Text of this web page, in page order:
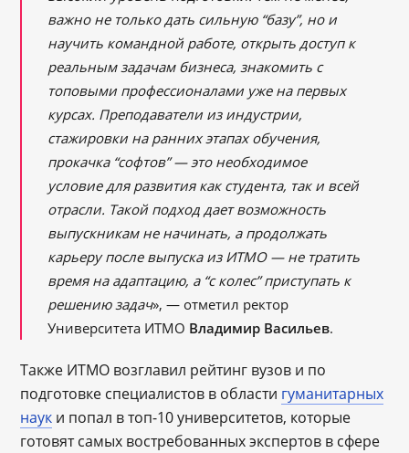
важно не только дать сильную “базу”, но и
научить командной работе, открыть доступ к
реальным задачам бизнеса, знакомить с
топовыми профессионалами уже на первых
курсах. Преподаватели из индустрии,
стажировки на ранних этапах обучения,
прокачка “софтов” — это необходимое
условие для развития как студента, так и всей
отрасли. Такой подход дает возможность
выпускникам не начинать, а продолжать
карьеру после выпуска из ИТМО — не тратить
время на адаптацию, а “с колес” приступать к
решению задач», — отметил ректор
Университета ИТМО Владимир Васильев.
Также ИТМО возглавил рейтинг вузов и по
подготовке специалистов в области гуманитарных
наук и попал в топ-10 университетов, которые
готовят самых востребованных экспертов в сфере